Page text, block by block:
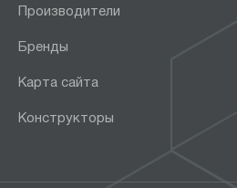
Производители
Бренды
Карта сайта
Конструкторы